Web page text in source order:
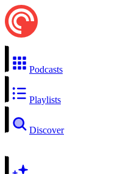
Podcasts
Playlists
Discover